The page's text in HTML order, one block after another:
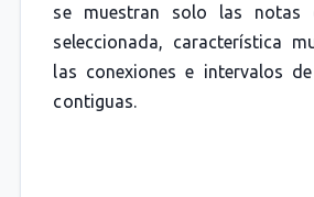
se muestran solo las notas
seleccionada, característica
las conexiones e intervalos
contiguas.